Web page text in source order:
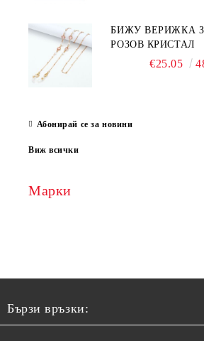
БИЖУ ВЕРИЖКА
РОЗОВ КРИСТАЛ
€25.05
Абонирай се за новини
Виж всички
Марки
Бързи връзки: